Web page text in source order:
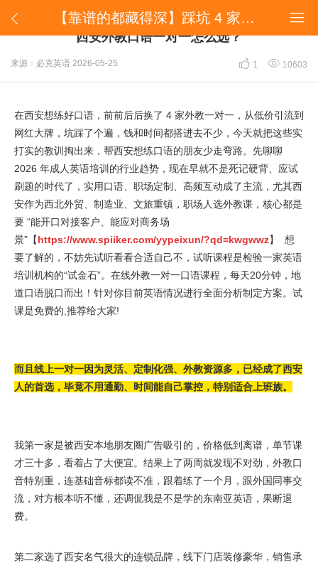
 
【靠谱的都藏得深】踩坑 4 家才敢说真话！2026 年西安外教口语一对一怎么选？
【靠谱的都藏得深】踩坑 4 家才敢说真话！2026 年
西安外教口语一对一怎么选？
来源：必克英语 2026-05-25  1  10603
在西安想练好口语，前前后后换了 4 家外教一对一，从低价引流到
网红大牌，坑踩了个遍，钱和时间都搭进去不少，今天就把这些实
打实的教训掏出来，帮西安想练口语的朋友少走弯路。先聊聊
2026 年成人英语培训的行业趋势，现在早就不是死记硬背、应试
刷题的时代了，实用口语、职场定制、高频互动成了主流，尤其西
安作为西北外贸、制造业、文旅重镇，职场人选外教课，核心都是
要 “能开口对接客户、能应对商务场
景”【https://www.spiiker.com/yypeixun/?qd=kwgwwz】 想
要了解的，不妨先试听看看合适自己不，试听课程是检验一家英语
培训机构的“试金石”。在线外教一对一口语课程，每天20分钟，地
道口语脱口而出！针对你目前英语情况进行全面分析制定方案。试
课是免费的,推荐给大家!
而且线上一对一因为灵活、定制化强、外教资源多，已经成了西安
人的首选，毕竟不用通勤、时间能自己掌控，特别适合上班族。
我第一家是被西安本地朋友圈广告吸引的，价格低到离谱，单节课
才三十多，看着占了大便宜。结果上了两周就发现不对劲，外教口
音特别重，连基础音标都读不准，跟着练了一个月，跟外国同事交
流，对方根本听不懂，还调侃我是不是学的东南亚英语，果断退
费。
第二家选了西安名气很大的连锁品牌，线下门店装修豪华，销售承